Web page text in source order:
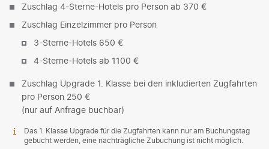
Zuschlag 4-Sterne-Hotels pro Person ab 370 €
Zuschlag Einzelzimmer pro Person
3-Sterne-Hotels 650 €
4-Sterne-Hotels ab 1100 €
Zuschlag Upgrade 1. Klasse bei den inkludierten Zugfahrten
pro Person 250 €
(nur auf Anfrage buchbar)
Das 1. Klasse Upgrade für die Zugfahrten kann nur am Buchungstag
gebucht werden, eine nachträgliche Zubuchung ist nicht möglich.